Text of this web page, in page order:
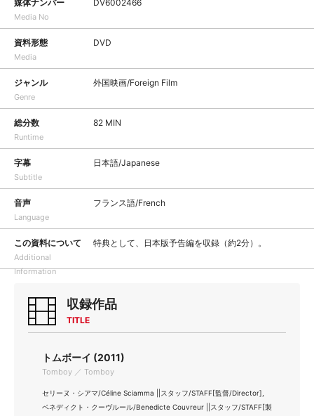
媒体ナンバー
Media No
DV6002466
資料形態
Media
DVD
ジャンル
Genre
外国映画/Foreign Film
総分数
Runtime
82 MIN
字幕
Subtitle
日本語/Japanese
音声
Language
フランス語/French
この資料について
Additional
Information
特典として、日本版予告編を収録（約2分）。
収録作品
TITLE
トムボーイ (2011)
Tomboy ／ Tomboy
セリーヌ・シアマ/Céline Sciamma ||スタッフ/STAFF[監督/Director],
ベネディクト・クーヴルール/Benedicte Couvreur ||スタッフ/STAFF[製